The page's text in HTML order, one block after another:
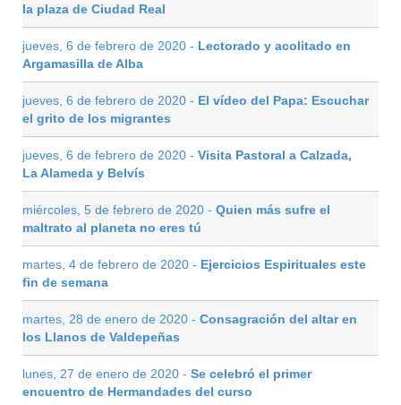
la plaza de Ciudad Real
jueves, 6 de febrero de 2020 - Lectorado y acolitado en
Argamasilla de Alba
jueves, 6 de febrero de 2020 - El vídeo del Papa: Escuchar
el grito de los migrantes
jueves, 6 de febrero de 2020 - Visita Pastoral a Calzada,
La Alameda y Belvís
miércoles, 5 de febrero de 2020 - Quien más sufre el
maltrato al planeta no eres tú
martes, 4 de febrero de 2020 - Ejercicios Espirituales este
fin de semana
martes, 28 de enero de 2020 - Consagración del altar en
los Llanos de Valdepeñas
lunes, 27 de enero de 2020 - Se celebró el primer
encuentro de Hermandades del curso